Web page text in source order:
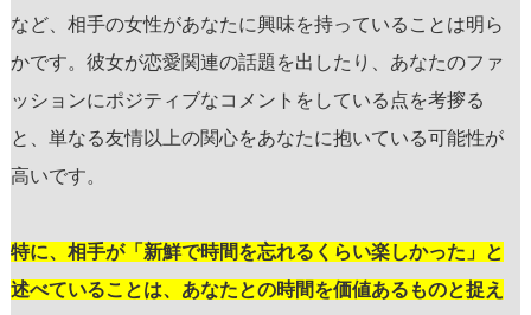
など、相手の女性があなたに興味を持っていることは明ら
かです。彼女が恋愛関連の話題を出したり、あなたのファ
ッションにポジティブなコメントをしている点を考摉る
と、単なる友情以上の関心をあなたに抱いている可能性が
高いです。
特に、相手が「新鮮で時間を忘れるくらい楽しかった」と
述べていることは、あなたとの時間を価値あるものと捉え